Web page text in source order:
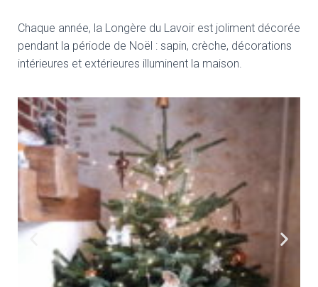
I
Chaque année, la Longère du Lavoir est joliment décorée
pendant la période de Noël : sapin, crèche, décorations
intérieures et extérieures illuminent la maison.